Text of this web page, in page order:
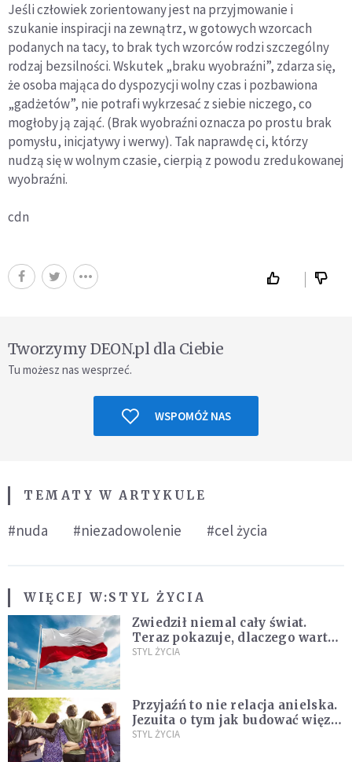
Jeśli człowiek zorientowany jest na przyjmowanie i
szukanie inspiracji na zewnątrz, w gotowych wzorcach
podanych na tacy, to brak tych wzorców rodzi szczególny
rodzaj bezsilności. Wskutek „braku wyobraźni”, zdarza się,
że osoba mająca do dyspozycji wolny czas i pozbawiona
„gadżetów”, nie potrafi wykrzesać z siebie niczego, co
mogłoby ją zająć. (Brak wyobraźni oznacza po prostu brak
pomysłu, inicjatywy i werwy). Tak naprawdę ci, którzy
nudzą się w wolnym czasie, cierpią z powodu zredukowanej
wyobraźni.
cdn
Tworzymy DEON.pl dla Ciebie
Tu możesz nas wesprzeć.
WSPOMÓŻ NAS
TEMATY W ARTYKULE
#nuda #niezadowolenie #cel życia
WIĘCEJ W:STYL ŻYCIA
Zwiedził niemal cały świat.
Teraz pokazuje, dlaczego warto
zakochać się w Polsce
STYL ŻYCIA
Przyjaźń to nie relacja anielska.
Jezuita o tym jak budować więzi
na całe życie
STYL ŻYCIA